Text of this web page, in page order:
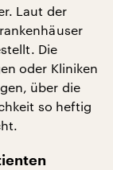
Laut der
Die
oder Kliniken
über die
so heftig